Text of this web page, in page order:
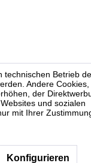
technischen Betrieb
Andere Cookies,
der
und sozialen
mit Ihrer
Konfigurieren